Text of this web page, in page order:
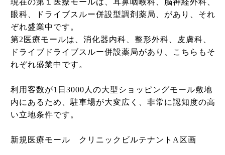
現在の第１医療モールは、耳鼻咽喉科、脳神経外科、
眼科、ドライブスルー併設型調剤薬局、があり、それ
ぞれ盛業中です。
第2医療モールは、消化器内科、整形外科、皮膚科、
ドライブドライブスルー併設薬局があり、こちらもそ
れぞれ盛業中です。
利用客数が1日3000人の大型ショッピングモール敷地
内にあるため、駐車場が大変広く、非常に認知度の高
い立地条件です。
新規医療モール クリニックビルテナントA区画